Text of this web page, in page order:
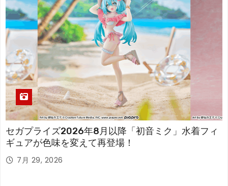
セガプライズ2026年8月以降「初音ミク」水着フィ
ギュアが色味を変えて再登場！
7月 29, 2026